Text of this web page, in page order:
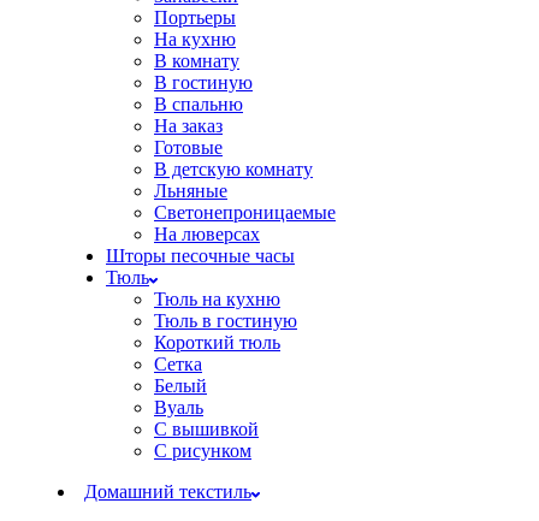
Портьеры
На кухню
В комнату
В гостиную
В спальню
На заказ
Готовые
В детскую комнату
Льняные
Светонепроницаемые
На люверсах
Шторы песочные часы
Тюль
Тюль на кухню
Тюль в гостиную
Короткий тюль
Сетка
Белый
Вуаль
С вышивкой
С рисунком
Домашний текстиль